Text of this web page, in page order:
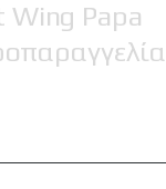
Wing Papa